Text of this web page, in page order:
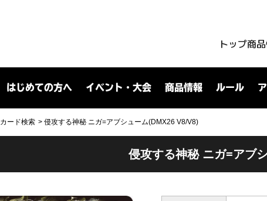
トップ商
はじめての方へ イベント・大会 商品情報 ルール
カード検索 侵攻する神秘 ニガ=アブシューム(DMX26 V8/V8)
侵攻する神秘 ニガ=アブ